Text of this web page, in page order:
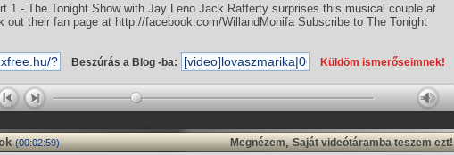
1 - The Tonight Show with Jay Leno Jack Rafferty surprises this musical couple at
out their fan page at http://facebook.com/WillandMonifa Subscribe to The Tonight
Beszúrás a Blog -ba: Küldöm ismerőseimnek!
(00:02:59) Megnézem,Saját videótáramba teszem ezt!